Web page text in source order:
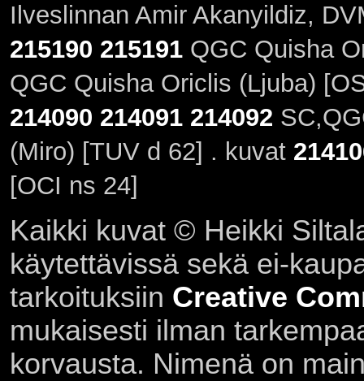
Ilveslinnan Amir Akanyildiz,
215190 215191QGC Quisha
QGC Quisha Oriclis (Ljuba)
214090 214091 214092
(Miro) [TUV d 62] . kuvat
[OCI ns 24]
Kaikki kuvat © Heikki
käytettävissä sekä ei-
tarkoituksiin Creative
mukaisesti ilman
korvausta. Nimenä on